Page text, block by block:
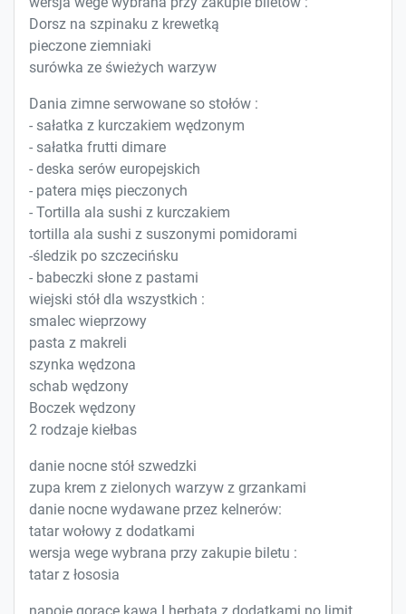
Dorsz na szpinaku z krewetką
pieczone ziemniaki
surówka ze świeżych warzyw
Dania zimne serwowane so stołów :
- sałatka z kurczakiem wędzonym
- sałatka frutti dimare
- deska serów europejskich
- patera mięs pieczonych
- Tortilla ala sushi z kurczakiem
tortilla ala sushi z suszonymi pomidorami
-śledzik po szczecińsku
- babeczki słone z pastami
wiejski stół dla wszystkich :
smalec wieprzowy
pasta z makreli
szynka wędzona
schab wędzony
Boczek wędzony
2 rodzaje kiełbas
danie nocne stół szwedzki
zupa krem z zielonych warzyw z grzankami
danie nocne wydawane przez kelnerów:
tatar wołowy z dodatkami
wersja wege wybrana przy zakupie biletu :
tatar z łososia
napoje gorące kawa I herbata z dodatkami no limit